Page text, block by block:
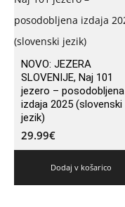
NOVO: JEZERA
SLOVENIJE, Naj 101
jezero – posodobljena
izdaja 2025 (slovenski
jezik)
29.99€
Dodaj v košarico